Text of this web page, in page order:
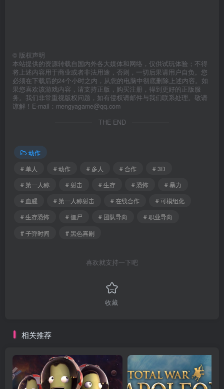
© 版权声明
本站提供的资源转载自国内外各大媒体和网络，仅供试玩体验；不得
将上述内容用于商业或者非法用途，否则，一切后果请用户自负。您
必须在下载后的24个小时之内，从您的电脑中彻底删除上述内容。如
果您喜欢该游戏内容，请支持正版，购买注册，得到更好的正版服
务。我们非常重视版权问题，如有侵权请邮件与我们联系处理。敬请
谅解！E-mail：mengyagame@qq.com
THE END
动作
# 单人
# 动作 # 多人 # 合作
# 3D
# 第一人称
# 射击 # 生存 # 恐怖
# 暴力
# 血腥
# 第一人称射击 # 在线合作
# 可模组化
# 生存恐怖
# 僵尸 # 团队导向
# 职业导向
# 子弹时间
# 黑色喜剧
喜欢就支持一下吧
收藏
相关推荐